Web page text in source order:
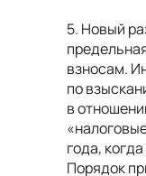
5. Новый
взносам.
по
в
года,
Порядок